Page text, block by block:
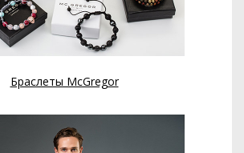
Браслеты McGregor